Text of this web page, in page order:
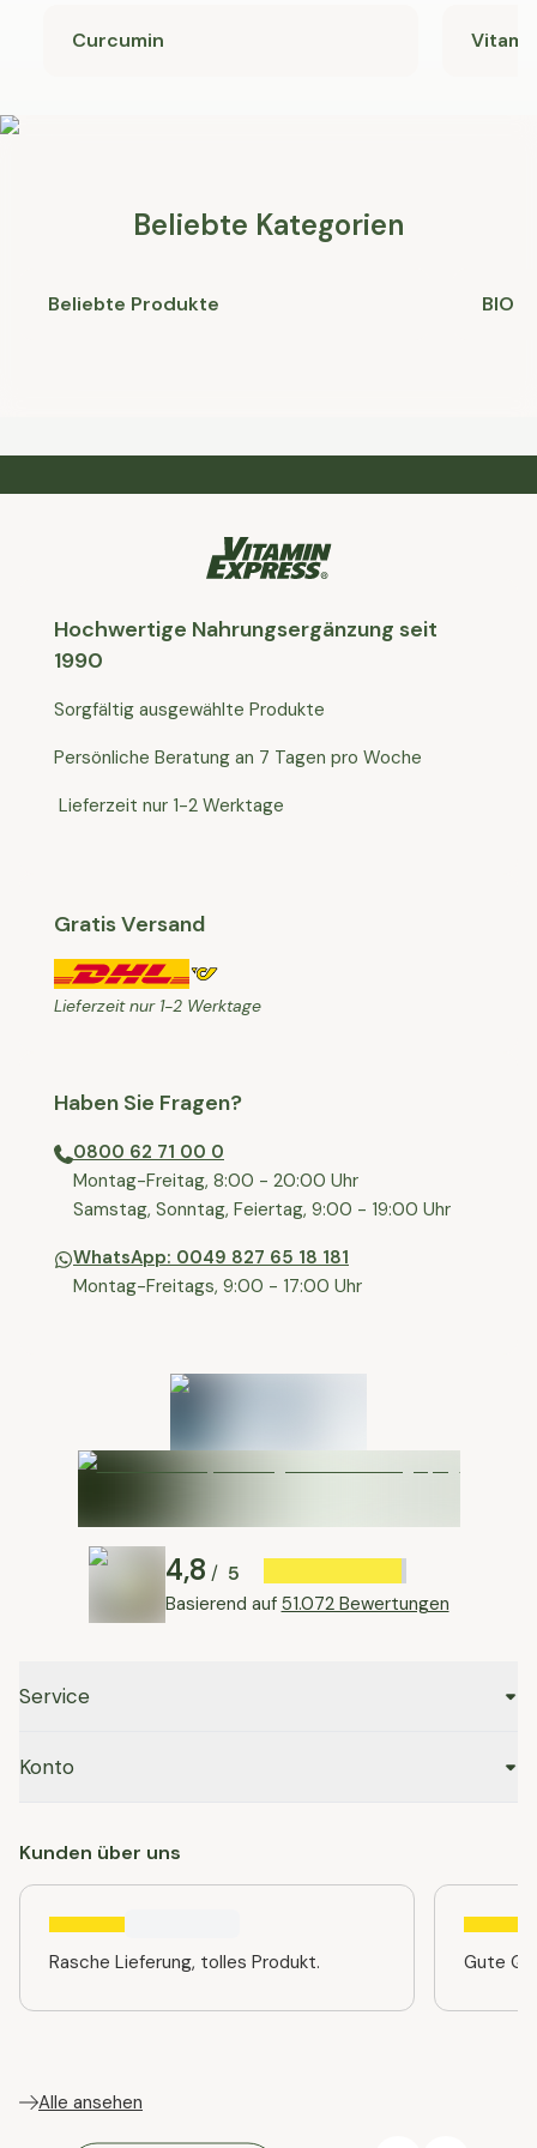
Curcumin
Beliebte Kategorien
Beliebte Produkte BIO
Hochwertige Nahrungsergänzung seit
1990
Sorgfältig ausgewählte Produkte
Persönliche Beratung an 7 Tagen pro Woche
Lieferzeit nur 1-2 Werktage
Gratis Versand
Lieferzeit nur 1-2 Werktage
Haben Sie Fragen?
0800 62 71 00 0
⁠⁠Montag-Freitag, 8:00 - 20:00 Uhr
⁠Samstag, Sonntag, Feiertag, 9:00 - 19:00 Uhr
WhatsApp: 0049 827 65 18 181
Montag-Freitags, 9:00 - 17:00 Uhr
4,8 / 5
Basierend auf 51.072 Bewertungen
Service
Konto
Kunden über uns
Rasche Lieferung, tolles Produkt. Gute
Alle ansehen